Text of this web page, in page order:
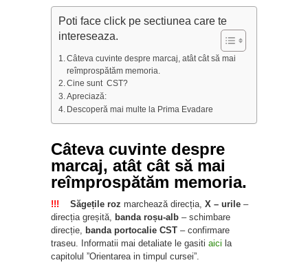
Poti face click pe sectiunea care te
intereseaza.
Câteva cuvinte despre marcaj, atât cât să mai
reîmprospătăm memoria.
Cine sunt CST?
Apreciază:
Descoperă mai multe la Prima Evadare
Câteva cuvinte despre
marcaj, atât cât să mai
reîmprospătăm memoria.
!!! Săgețile roz marchează direcția, X – urile –
direcția greșită, banda roșu-alb – schimbare
direcție, banda portocalie CST – confirmare
traseu. Informatii mai detaliate le gasiti aici la
capitolul ”Orientarea in timpul cursei”.